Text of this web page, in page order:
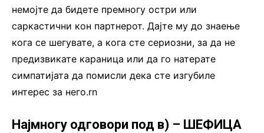
немојте да бидете премногу остри или
саркастични кон партнерот. Дајте му до знаење
кога се шегувате, а кога сте сериозни, за да не
предизвикате караница или да го натерате
симпатијата да помисли дека сте изгубиле
интерес за него.rn
Најмногу одговори под в) – ШЕФИЦА